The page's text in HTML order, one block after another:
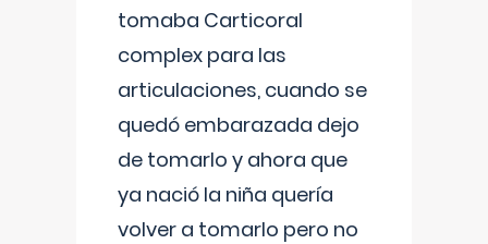
tomaba Carticoral
complex para las
articulaciones, cuando se
quedó embarazada dejo
de tomarlo y ahora que
ya nació la niña quería
volver a tomarlo pero no